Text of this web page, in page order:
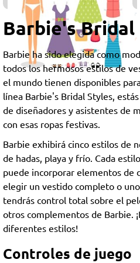
Barbie's
Barbie ha sido elegida como
todos los hermosos estilos de
el mundo tienen disponibles
línea Barbie's Bridal Styles,
de diseñadores y asistentes de
con esas ropas festivas.
Barbie exhibirá cinco estilos de
de hadas, playa y frío. Cada
puede incorporar elementos de
elegir un vestido completo o
tendrás control total sobre el
otros complementos de Barbie.
diferentes estilos!
Controles de juego